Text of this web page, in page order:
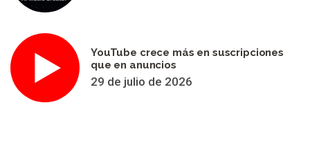
YouTube crece más en suscripciones
que en anuncios
29 de julio de 2026